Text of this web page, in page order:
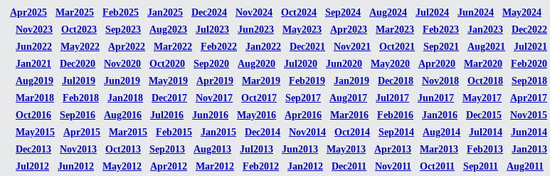
Apr2025 Mar2025 Feb2025 Jan2025 Dec2024 Nov2024 Oct2024 Sep2024 Aug2024 Jul2024 Jun2024 May2024
Nov2023
Oct2023 Sep2023 Aug2023 Jul2023 Jun2023 May2023 Apr2023 Mar2023 Feb2023 Jan2023 Dec2022
Jun2022
May2022 Apr2022 Mar2022 Feb2022 Jan2022 Dec2021 Nov2021 Oct2021 Sep2021 Aug2021 Jul2021
Jan2021
Dec2020 Nov2020 Oct2020 Sep2020 Aug2020 Jul2020 Jun2020 May2020 Apr2020 Mar2020 Feb2020
Aug2019
Jul2019 Jun2019 May2019 Apr2019 Mar2019 Feb2019 Jan2019 Dec2018 Nov2018 Oct2018 Sep2018
Mar2018
Feb2018 Jan2018 Dec2017 Nov2017 Oct2017 Sep2017 Aug2017 Jul2017 Jun2017 May2017 Apr2017
Oct2016
Sep2016 Aug2016 Jul2016 Jun2016 May2016 Apr2016 Mar2016 Feb2016 Jan2016 Dec2015 Nov2015
May2015
Apr2015 Mar2015 Feb2015 Jan2015 Dec2014 Nov2014 Oct2014 Sep2014 Aug2014 Jul2014 Jun2014
Dec2013
Nov2013 Oct2013 Sep2013 Aug2013 Jul2013 Jun2013 May2013 Apr2013 Mar2013 Feb2013 Jan2013
Jul2012
Jun2012 May2012 Apr2012 Mar2012 Feb2012 Jan2012 Dec2011 Nov2011 Oct2011 Sep2011 Aug2011